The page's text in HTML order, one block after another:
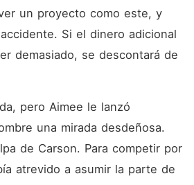
un proyecto como este, y
Si el dinero adicional
demasiado, se descontará de
pero Aimee le lanzó
una mirada desdeñosa.
de Carson. Para competir por
atrevido a asumir la parte de